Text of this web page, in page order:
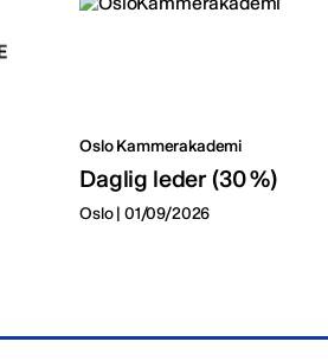
Oslo Kammerakademi
Daglig leder (30 %)
Oslo | 01/09/2026